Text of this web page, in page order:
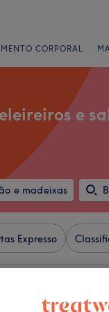
CORPORAL
e
e madeixas
Expresso